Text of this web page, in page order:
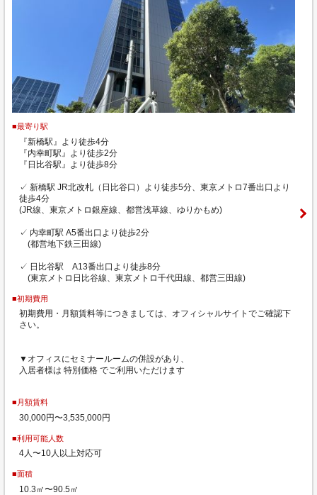
■最寄り駅
『新橋駅』より徒歩4分
『内幸町駅』より徒歩2分
『日比谷駅』より徒歩8分
✓ 新橋駅 JR北改札（日比谷口）より徒歩5分、東京メトロ7番出口より
徒歩4分
(JR線、東京メトロ銀座線、都営浅草線、ゆりかもめ)
✓ 内幸町駅 A5番出口より徒歩2分
(都営地下鉄三田線)
✓ 日比谷駅 A13番出口より徒歩8分
(東京メトロ日比谷線、東京メトロ千代田線、都営三田線)
■初期費用
初期費用・月額賃料等につきましては、オフィシャルサイトでご確認下
さい。
▼オフィスにセミナールームの併設があり、
入居者様は 特別価格 でご利用いただけます
■月額賃料
30,000円〜3,535,000円
■利用可能人数
4人〜10人以上対応可
■面積
10.3㎡〜90.5㎡